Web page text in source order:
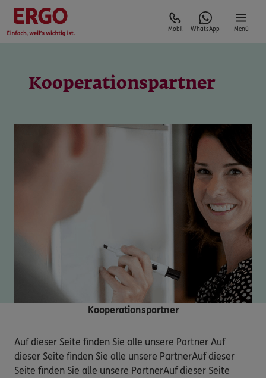
Mobil WhatsApp Menü
Kooperationspartner
Kooperationspartner
Auf dieser Seite finden Sie alle unsere Partner Auf
dieser Seite finden Sie alle unsere PartnerAuf dieser
Seite finden Sie alle unsere PartnerAuf dieser Seite